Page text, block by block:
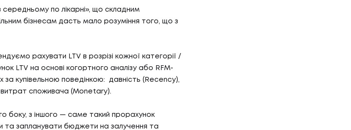
по лікарні», що складним
бізнесам дасть мало розуміння того, що з
рахувати LTV в розрізі кожної категорії /
LTV на основі когортного аналізу або RFM-
за купівельною поведінкою: давність (Recency),
споживача (Monetary).
боку, з іншого — саме такий прорахунок
та запланувати бюджети на залучення та